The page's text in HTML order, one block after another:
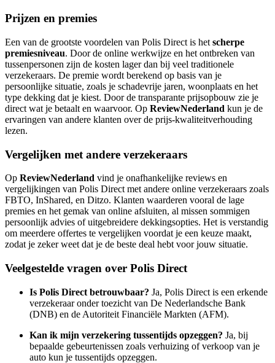
Prijzen en premies
Een van de grootste voordelen van Polis Direct is het scherpe
premiesniveau. Door de online werkwijze en het ontbreken van
tussenpersonen zijn de kosten lager dan bij veel traditionele
verzekeraars. De premie wordt berekend op basis van je
persoonlijke situatie, zoals je schadevrije jaren, woonplaats en het
type dekking dat je kiest. Door de transparante prijsopbouw zie je
direct wat je betaalt en waarvoor. Op ReviewNederland kun je de
ervaringen van andere klanten over de prijs-kwaliteitverhouding
lezen.
Vergelijken met andere verzekeraars
Op ReviewNederland vind je onafhankelijke reviews en
vergelijkingen van Polis Direct met andere online verzekeraars zoals
FBTO, InShared, en Ditzo. Klanten waarderen vooral de lage
premies en het gemak van online afsluiten, al missen sommigen
persoonlijk advies of uitgebreidere dekkingsopties. Het is verstandig
om meerdere offertes te vergelijken voordat je een keuze maakt,
zodat je zeker weet dat je de beste deal hebt voor jouw situatie.
Veelgestelde vragen over Polis Direct
Is Polis Direct betrouwbaar? Ja, Polis Direct is een erkende
verzekeraar onder toezicht van De Nederlandsche Bank
(DNB) en de Autoriteit Financiële Markten (AFM).
Kan ik mijn verzekering tussentijds opzeggen? Ja, bij
bepaalde gebeurtenissen zoals verhuizing of verkoop van je
auto kun je tussentijds opzeggen.